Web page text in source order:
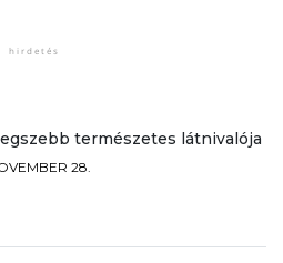
természetes látnivalója
28.